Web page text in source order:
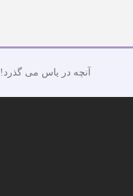
آنچه در یاس می گذرد!